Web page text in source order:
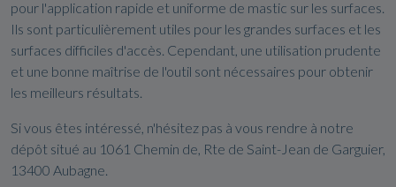
pour l'application rapide et uniforme de mastic sur les surfaces.
Ils sont particulièrement utiles pour les grandes surfaces et les
surfaces difficiles d'accès. Cependant, une utilisation prudente
et une bonne maîtrise de l'outil sont nécessaires pour obtenir
les meilleurs résultats.
Si vous êtes intéressé, n'hésitez pas à vous rendre à notre
dépôt situé au 1061 Chemin de, Rte de Saint-Jean de Garguier,
13400 Aubagne.